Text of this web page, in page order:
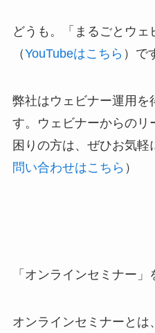
どうも。「まるごとウ
（YouTubeはこちら ）で
弊社はウェビナー運用を
す。ウェビナーからのリ
困りの方は、ぜひお気軽
問い合わせはこちら ）
「オンラインセミナー
オンラインセミナーとは